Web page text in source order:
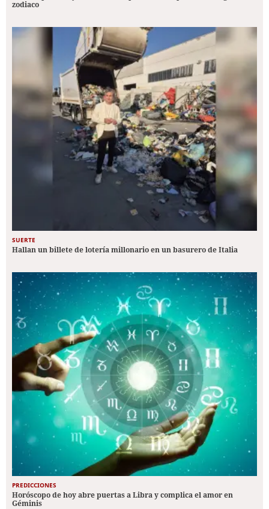
zodiaco
SUERTE
Hallan un billete de lotería millonario en un basurero de Italia
PREDICCIONES
Horóscopo de hoy abre puertas a Libra y complica el amor en
Géminis